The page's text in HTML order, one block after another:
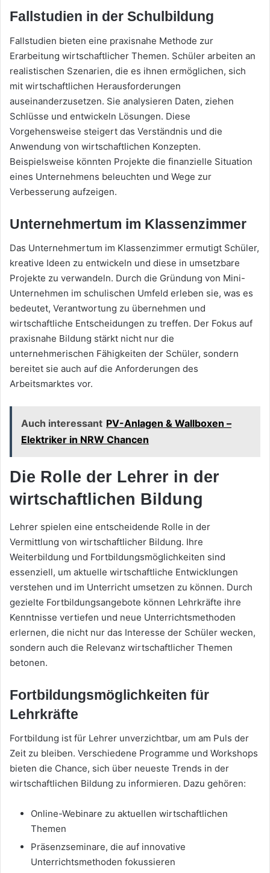
Fallstudien in der Schulbildung
Fallstudien bieten eine praxisnahe Methode zur
Erarbeitung wirtschaftlicher Themen. Schüler arbeiten an
realistischen Szenarien, die es ihnen ermöglichen, sich
mit wirtschaftlichen Herausforderungen
auseinanderzusetzen. Sie analysieren Daten, ziehen
Schlüsse und entwickeln Lösungen. Diese
Vorgehensweise steigert das Verständnis und die
Anwendung von wirtschaftlichen Konzepten.
Beispielsweise könnten Projekte die finanzielle Situation
eines Unternehmens beleuchten und Wege zur
Verbesserung aufzeigen.
Unternehmertum im Klassenzimmer
Das Unternehmertum im Klassenzimmer ermutigt Schüler,
kreative Ideen zu entwickeln und diese in umsetzbare
Projekte zu verwandeln. Durch die Gründung von Mini-
Unternehmen im schulischen Umfeld erleben sie, was es
bedeutet, Verantwortung zu übernehmen und
wirtschaftliche Entscheidungen zu treffen. Der Fokus auf
praxisnahe Bildung stärkt nicht nur die
unternehmerischen Fähigkeiten der Schüler, sondern
bereitet sie auch auf die Anforderungen des
Arbeitsmarktes vor.
Auch interessant PV-Anlagen & Wallboxen –
Elektriker in NRW Chancen
Die Rolle der Lehrer in der
wirtschaftlichen Bildung
Lehrer spielen eine entscheidende Rolle in der
Vermittlung von wirtschaftlicher Bildung. Ihre
Weiterbildung und Fortbildungsmöglichkeiten sind
essenziell, um aktuelle wirtschaftliche Entwicklungen
verstehen und im Unterricht umsetzen zu können. Durch
gezielte Fortbildungsangebote können Lehrkräfte ihre
Kenntnisse vertiefen und neue Unterrichtsmethoden
erlernen, die nicht nur das Interesse der Schüler wecken,
sondern auch die Relevanz wirtschaftlicher Themen
betonen.
Fortbildungsmöglichkeiten für
Lehrkräfte
Fortbildung ist für Lehrer unverzichtbar, um am Puls der
Zeit zu bleiben. Verschiedene Programme und Workshops
bieten die Chance, sich über neueste Trends in der
wirtschaftlichen Bildung zu informieren. Dazu gehören:
Online-Webinare zu aktuellen wirtschaftlichen
Themen
Präsenzseminare, die auf innovative
Unterrichtsmethoden fokussieren